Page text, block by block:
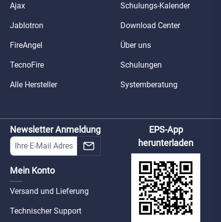
Ajax
Jablotron
FireAngel
TecnoFire
Alle Hersteller
Schulungs-Kalender
Download Center
Über uns
Schulungen
Systemberatung
Newsletter Anmeldung
Mein Konto
Versand und Lieferung
Technischer Support
EPS-App
herunterladen